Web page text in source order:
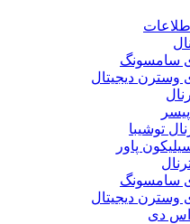
سامسونگ
دیجیتال
توشیبا
پاور
سامسونگ
دیجیتال
اس دی